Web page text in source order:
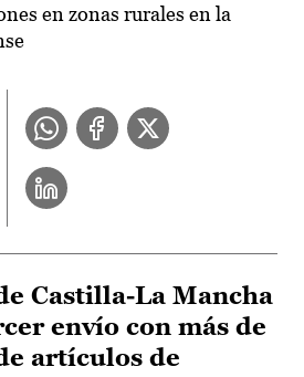
en zonas rurales en la
Castilla-La Mancha
envío con más de
artículos de